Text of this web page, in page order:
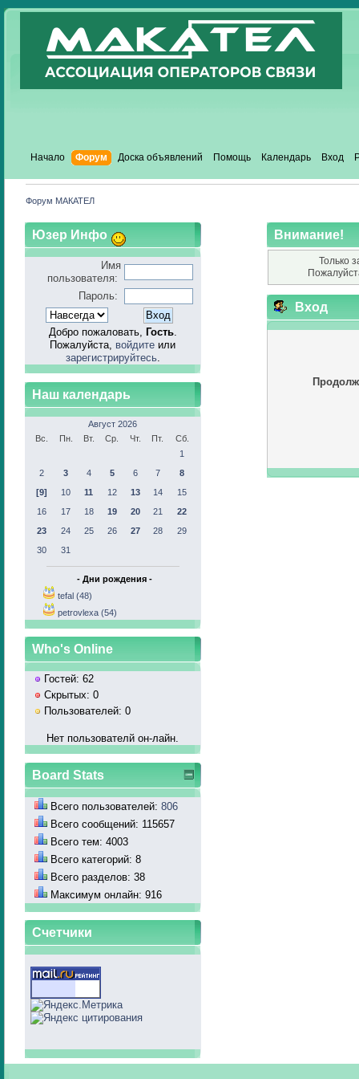
Начало Форум Доска объявлений Помощь Календарь Вход
Форум МАКАТЕЛ
Юзер Инфо
Имя
пользователя:
Пароль:
Добро пожаловать, Гость.
Пожалуйста, войдите или
зарегистрируйтесь.
Наш календарь
Август 2026
Вс.
Пн. Вт. Ср. Чт. Пт.
Сб.
1
2
3 4 5 6 7
8
[9]
10 11 12 13 14
15
16
17 18 19 20 21
22
23
24 25 26 27 28
29
30
31
- Дни рождения -
tefal (48)
petrovlexa (54)
Who's Online
Гостей: 62
Скрытых: 0
Пользователей: 0
Нет пользователй он-лайн.
Board Stats
Всего пользователей: 806
Всего сообщений: 115657
Всего тем: 4003
Всего категорий: 8
Всего разделов: 38
Максимум онлайн: 916
Счетчики
Внимание!
Только
Вход